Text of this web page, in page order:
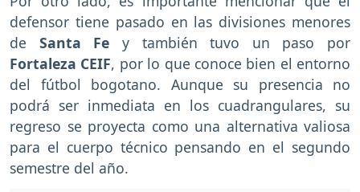
defensor tiene pasado en las divisiones menores
de Santa Fe y también tuvo un paso por
Fortaleza CEIF, por lo que conoce bien el entorno
del fútbol bogotano. Aunque su presencia no
podrá ser inmediata en los cuadrangulares, su
regreso se proyecta como una alternativa valiosa
para el cuerpo técnico pensando en el segundo
semestre del año.